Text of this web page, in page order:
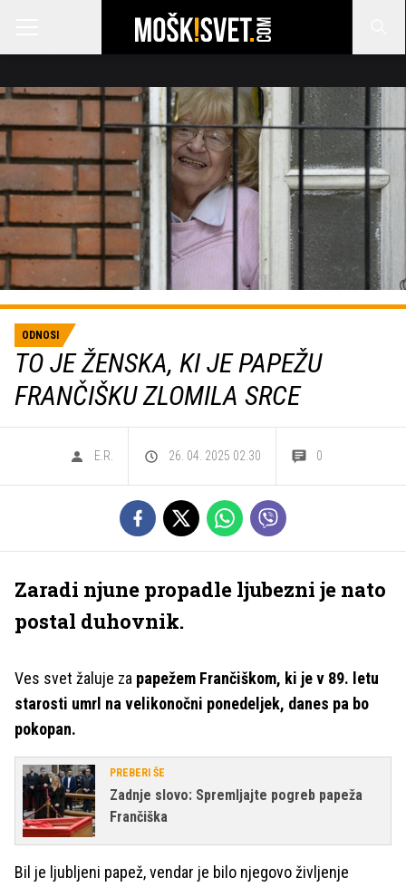
ODNOSI
TO JE ŽENSKA, KI JE PAPEŽU
FRANČIŠKU ZLOMILA SRCE
E.R. 26. 04. 2025 02.30 0
Zaradi njune propadle ljubezni je nato
postal duhovnik.
Ves svet žaluje za papežem Frančiškom, ki je v 89. letu
starosti umrl na velikonočni ponedeljek, danes pa bo
pokopan.
PREBERI ŠE
Zadnje slovo: Spremljajte pogreb papeža
Frančiška
Bil je ljubljeni papež, vendar je bilo njegovo življenje